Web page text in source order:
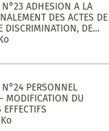
ADHESION A LA
DES ACTES DE
DISCRIMINATION, DE
ET D’AGISSEMENTS
PERSONNEL
MODIFICATION DU